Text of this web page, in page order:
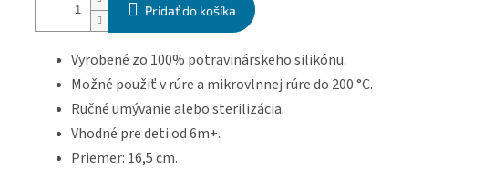
Pridať do košíka
Vyrobené zo 100% potravinárskeho silikónu.
Možné použiť v rúre a mikrovlnnej rúre do 200 °C.
Ručné umývanie alebo sterilizácia.
Vhodné pre deti od 6m+.
Priemer: 16,5 cm.